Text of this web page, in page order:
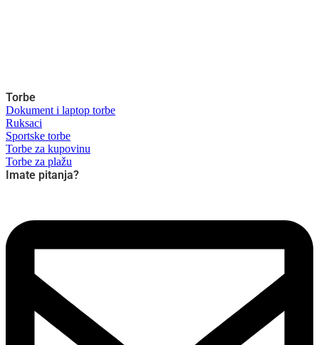
Torbe
Dokument i laptop torbe
Ruksaci
Sportske torbe
Torbe za kupovinu
Torbe za plažu
Imate pitanja?